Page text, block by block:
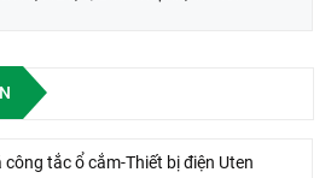
công tắc ổ cắm-Thiết bị điện Uten